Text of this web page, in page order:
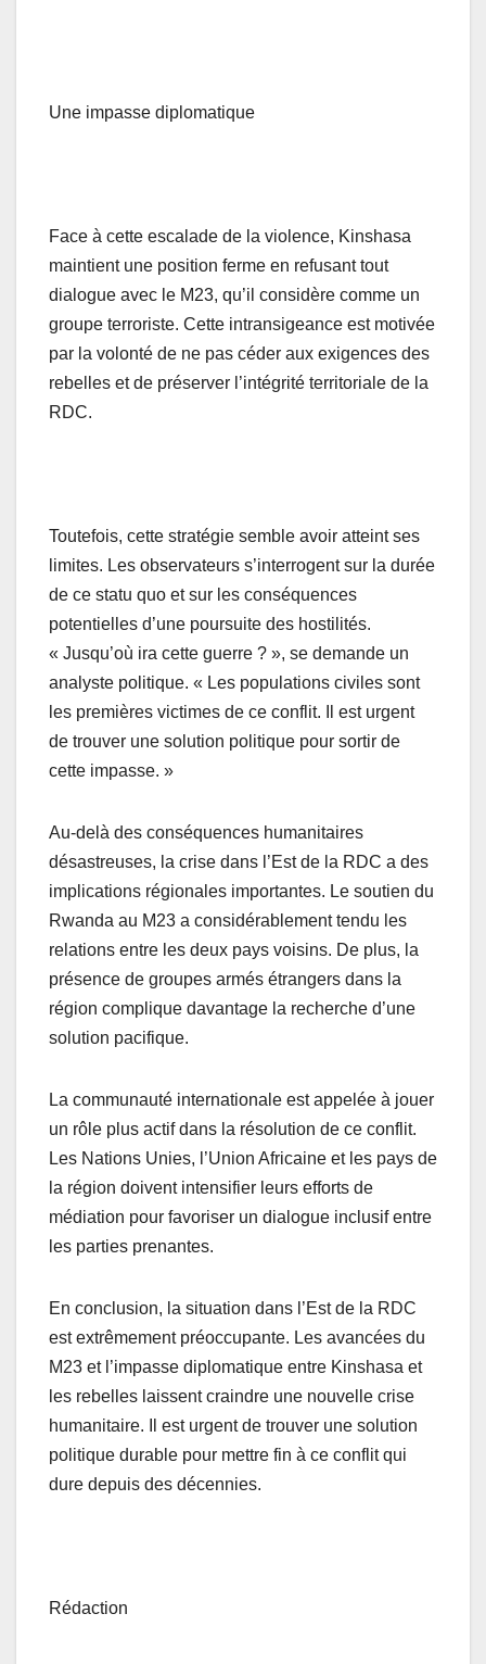
Une impasse diplomatique
Face à cette escalade de la violence, Kinshasa
maintient une position ferme en refusant tout
dialogue avec le M23, qu’il considère comme un
groupe terroriste. Cette intransigeance est motivée
par la volonté de ne pas céder aux exigences des
rebelles et de préserver l’intégrité territoriale de la
RDC.
Toutefois, cette stratégie semble avoir atteint ses
limites. Les observateurs s’interrogent sur la durée
de ce statu quo et sur les conséquences
potentielles d’une poursuite des hostilités.
« Jusqu’où ira cette guerre ? », se demande un
analyste politique. « Les populations civiles sont
les premières victimes de ce conflit. Il est urgent
de trouver une solution politique pour sortir de
cette impasse. »
Au-delà des conséquences humanitaires
désastreuses, la crise dans l’Est de la RDC a des
implications régionales importantes. Le soutien du
Rwanda au M23 a considérablement tendu les
relations entre les deux pays voisins. De plus, la
présence de groupes armés étrangers dans la
région complique davantage la recherche d’une
solution pacifique.
La communauté internationale est appelée à jouer
un rôle plus actif dans la résolution de ce conflit.
Les Nations Unies, l’Union Africaine et les pays de
la région doivent intensifier leurs efforts de
médiation pour favoriser un dialogue inclusif entre
les parties prenantes.
En conclusion, la situation dans l’Est de la RDC
est extrêmement préoccupante. Les avancées du
M23 et l’impasse diplomatique entre Kinshasa et
les rebelles laissent craindre une nouvelle crise
humanitaire. Il est urgent de trouver une solution
politique durable pour mettre fin à ce conflit qui
dure depuis des décennies.
Rédaction